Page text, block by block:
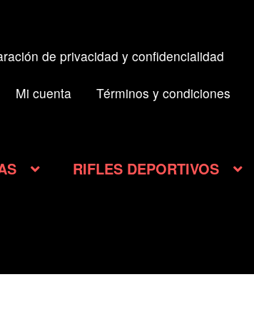
de privacidad y confidencialidad
Mi cuenta Términos y condiciones
RIFLES DEPORTIVOS